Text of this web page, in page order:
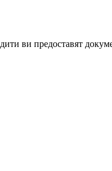
ви предоставят